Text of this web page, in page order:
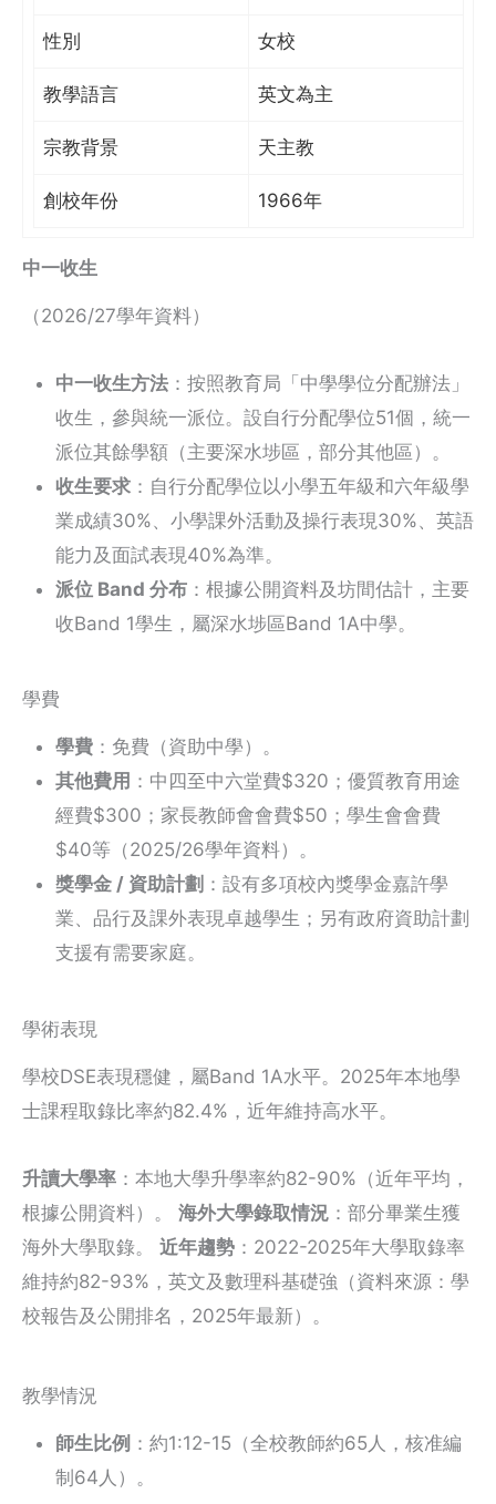
性別 女校
教學語言 英文為主
宗教背景 天主教
創校年份 1966年
中一收生
（2026/27學年資料）
中一收生方法 ：按照教育局「中學學位分配辦法」
收生，參與統一派位。設自行分配學位51個，統一
派位其餘學額（主要深水埗區，部分其他區）。
收生要求 ：自行分配學位以小學五年級和六年級學
業成績30%、小學課外活動及操行表現30%、英語
能力及面試表現40%為準。
派位 Band 分布 ：根據公開資料及坊間估計，主要
收Band 1學生，屬深水埗區Band 1A中學。
學費
學費 ：免費（資助中學）。
其他費用 ：中四至中六堂費$320；優質教育用途
經費$300；家長教師會會費$50；學生會會費
$40等（2025/26學年資料）。
獎學金 / 資助計劃 ：設有多項校內獎學金嘉許學
業、品行及課外表現卓越學生；另有政府資助計劃
支援有需要家庭。
學術表現
學校DSE表現穩健，屬Band 1A水平。2025年本地學
士課程取錄比率約82.4%，近年維持高水平。
升讀大學率 ：本地大學升學率約82-90%（近年平均，
根據公開資料）。 海外大學錄取情況 ：部分畢業生獲
海外大學取錄。 近年趨勢 ：2022-2025年大學取錄率
維持約82-93%，英文及數理科基礎強（資料來源：學
校報告及公開排名，2025年最新）。
教學情況
師生比例 ：約1:12-15（全校教師約65人，核准編
制64人）。